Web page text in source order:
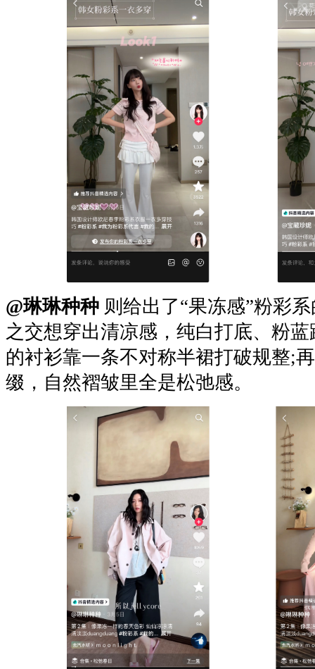
@琳琳种种 则给出了“果冻感”粉彩
之交想穿出清凉感，纯白打底、粉
的衬衫靠一条不对称半裙打破规整;
缀，自然褶皱里全是松弛感。